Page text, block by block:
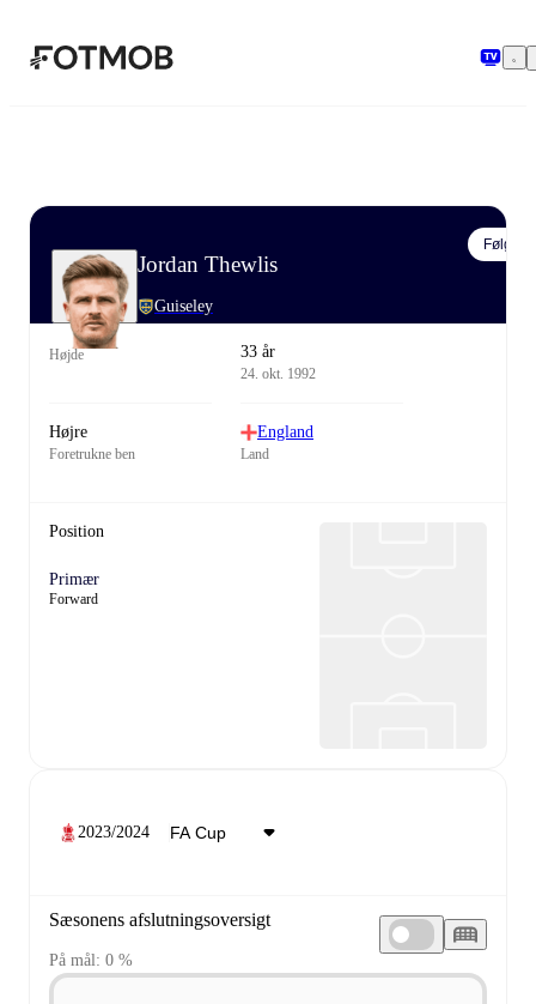
Jordan Thewlis
Guiseley
Følg
Højde 33 år
24. okt. 1992
Højre
Foretrukne ben
England
Land
Position
Primær
Forward
2023/2024
Sæsonens afslutningsoversigt
På mål: 0 %